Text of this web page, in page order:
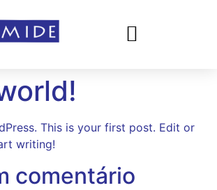
This is your first post. Edit or
writing!
comentário